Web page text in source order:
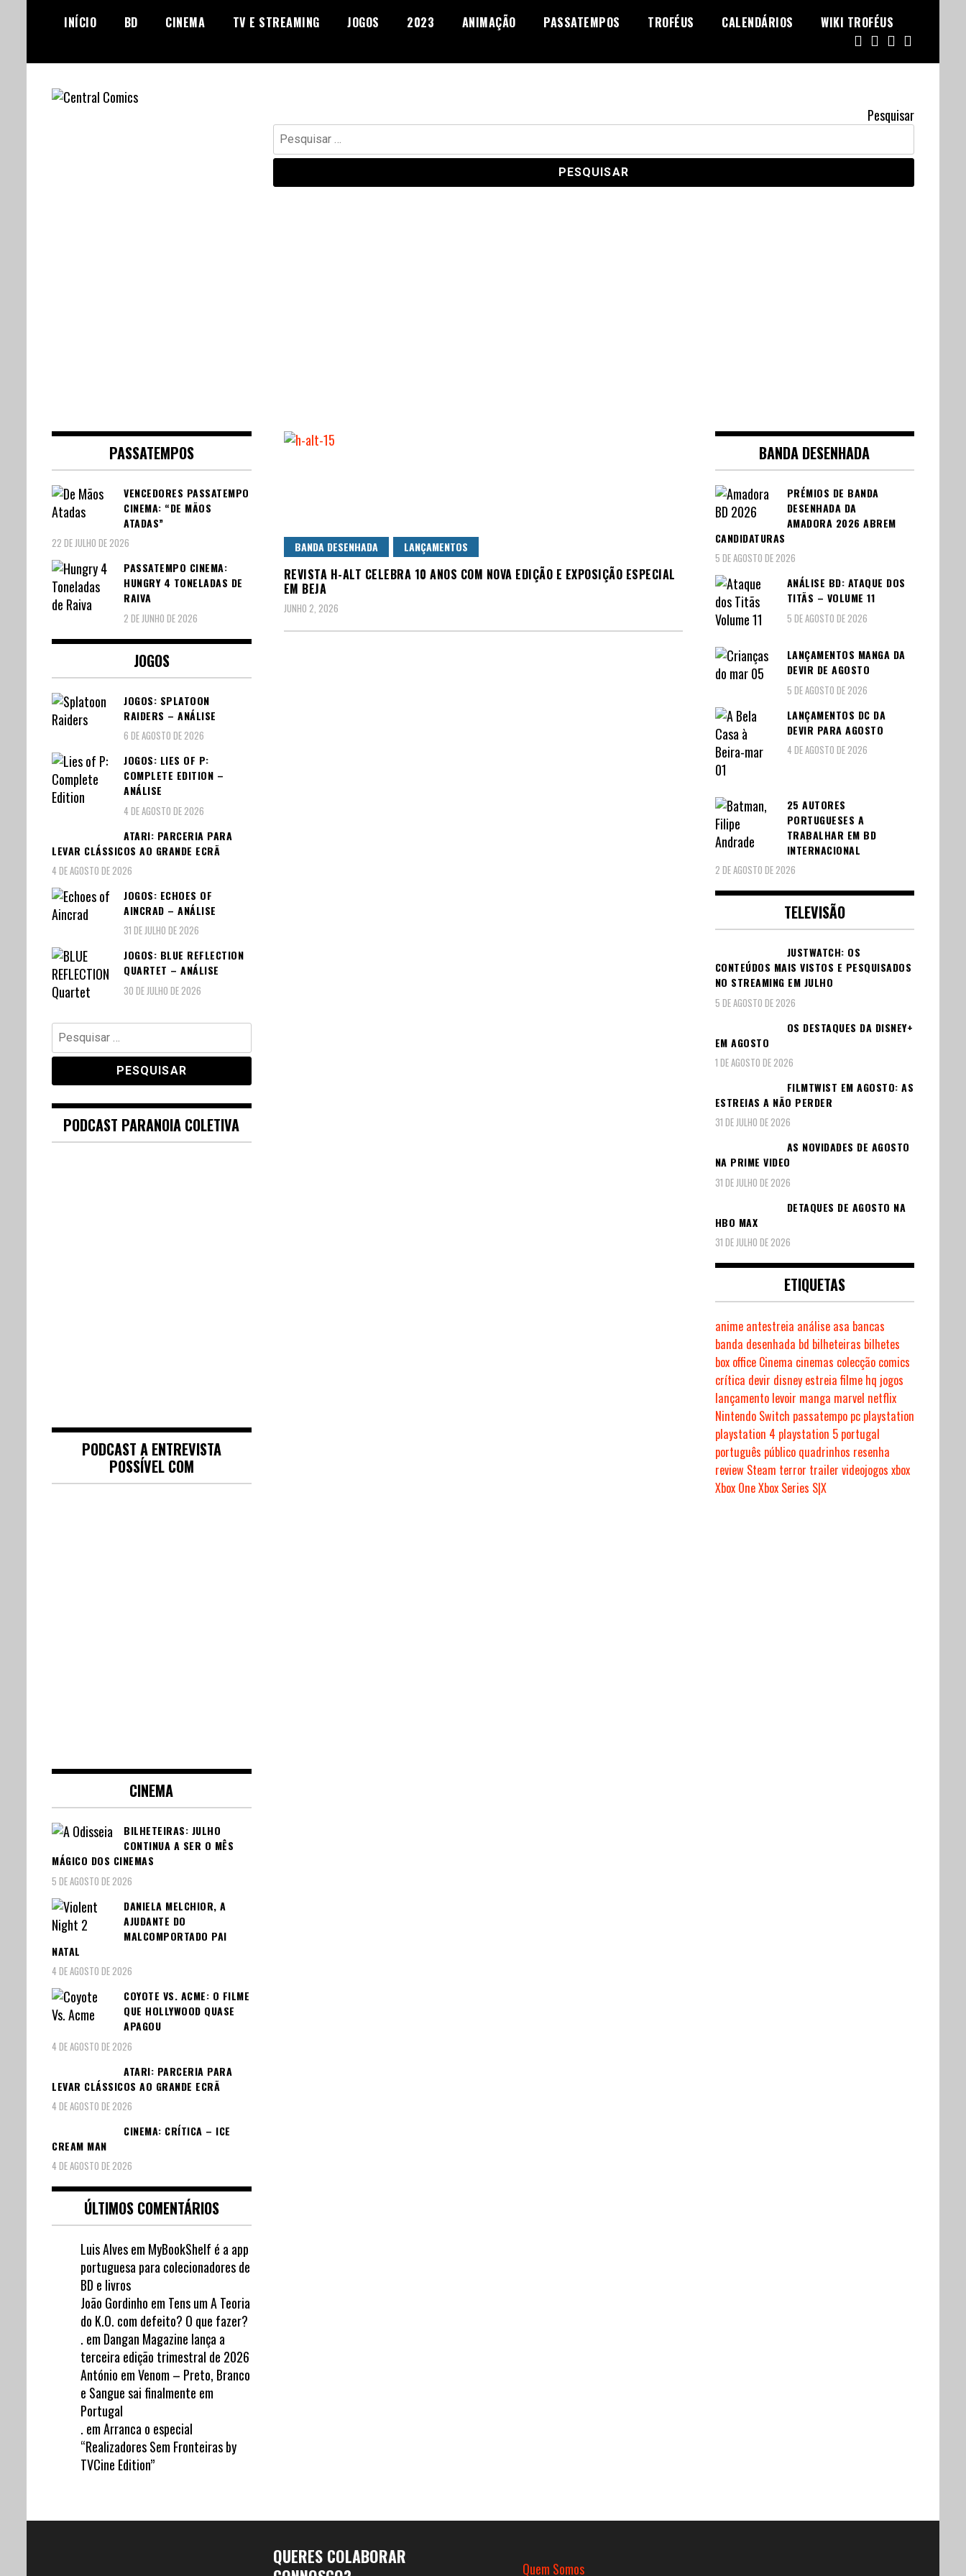
INÍCIO BD CINEMA TV E STREAMING JOGOS 2023 ANIMAÇÃO PASSATEMPOS TROFÉUS CALENDÁRIOS WIKI TROFÉUS
Pesquisar
Pesquisar
por:
BANDA DESENHADA LANÇAMENTOS
REVISTA H-ALT CELEBRA 10 ANOS COM NOVA EDIÇÃO E EXPOSIÇÃO ESPECIAL
EM BEJA
JUNHO 2, 2026
PASSATEMPOS
VENCEDORES PASSATEMPO
CINEMA: “DE MÃOS
ATADAS”
22 DE JULHO DE 2026
PASSATEMPO CINEMA:
HUNGRY 4 TONELADAS DE
RAIVA
2 DE JUNHO DE 2026
JOGOS
JOGOS: SPLATOON
RAIDERS – ANÁLISE
6 DE AGOSTO DE 2026
JOGOS: LIES OF P:
COMPLETE EDITION –
ANÁLISE
4 DE AGOSTO DE 2026
ATARI: PARCERIA PARA
LEVAR CLÁSSICOS AO GRANDE ECRÃ
4 DE AGOSTO DE 2026
JOGOS: ECHOES OF
AINCRAD – ANÁLISE
31 DE JULHO DE 2026
JOGOS: BLUE REFLECTION
QUARTET – ANÁLISE
30 DE JULHO DE 2026
Pesquisar
por:
PODCAST PARANOIA COLETIVA
PODCAST A ENTREVISTA
POSSÍVEL COM
CINEMA
BILHETEIRAS: JULHO
CONTINUA A SER O MÊS
MÁGICO DOS CINEMAS
5 DE AGOSTO DE 2026
DANIELA MELCHIOR, A
AJUDANTE DO
MALCOMPORTADO PAI
NATAL
4 DE AGOSTO DE 2026
COYOTE VS. ACME: O FILME
QUE HOLLYWOOD QUASE
APAGOU
4 DE AGOSTO DE 2026
ATARI: PARCERIA PARA
LEVAR CLÁSSICOS AO GRANDE ECRÃ
4 DE AGOSTO DE 2026
CINEMA: CRÍTICA – ICE
CREAM MAN
4 DE AGOSTO DE 2026
ÚLTIMOS COMENTÁRIOS
Luis Alvesem MyBookShelf é a app
portuguesa para colecionadores de
BD e livros
João Gordinho em Tens um A Teoria
do K.O. com defeito? O que fazer?
. em Dangan Magazine lança a
terceira edição trimestral de 2026
António emVenom – Preto, Branco
e Sangue sai finalmente em
Portugal
. emArranca o especial
“Realizadores Sem Fronteiras by
TVCine Edition”
BANDA DESENHADA
PRÉMIOS DE BANDA
DESENHADA DA
AMADORA 2026 ABREM
CANDIDATURAS
5 DE AGOSTO DE 2026
ANÁLISE BD: ATAQUE DOS
TITÃS – VOLUME 11
5 DE AGOSTO DE 2026
LANÇAMENTOS MANGA DA
DEVIR DE AGOSTO
5 DE AGOSTO DE 2026
LANÇAMENTOS DC DA
DEVIR PARA AGOSTO
4 DE AGOSTO DE 2026
25 AUTORES
PORTUGUESES A
TRABALHAR EM BD
INTERNACIONAL
2 DE AGOSTO DE 2026
TELEVISÃO
JUSTWATCH: OS
CONTEÚDOS MAIS VISTOS E PESQUISADOS
NO STREAMING EM JULHO
5 DE AGOSTO DE 2026
OS DESTAQUES DA DISNEY+
EM AGOSTO
1 DE AGOSTO DE 2026
FILMTWIST EM AGOSTO: AS
ESTREIAS A NÃO PERDER
31 DE JULHO DE 2026
AS NOVIDADES DE AGOSTO
NA PRIME VIDEO
31 DE JULHO DE 2026
DETAQUES DE AGOSTO NA
HBO MAX
31 DE JULHO DE 2026
ETIQUETAS
anime antestreia análise asa bancas
banda desenhada bd bilheteiras bilhetes
box office Cinema cinemas colecção comics
crítica devir disney estreiafilme hq jogos
lançamento levoir manga marvel netflix
Nintendo Switch passatempo pc playstation
playstation 4 playstation 5 portugal
português público quadrinhos resenha
review Steam terror trailer videojogos xbox
Xbox OneXbox Series S|X
QUERES COLABORAR
Quem Somos